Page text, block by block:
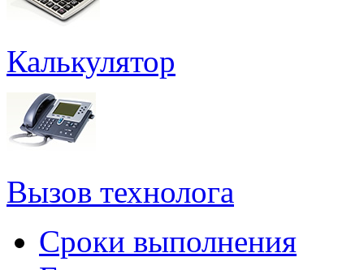
Калькулятор
Вызов технолога
Сроки выполнения